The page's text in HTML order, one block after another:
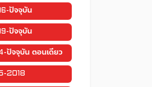
ปัจจุบัน
ปัจจุบัน
ปัจจุบัน ตอนเดียว
2018